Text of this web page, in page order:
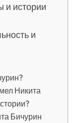
и истории
и
Никита
Бичурин